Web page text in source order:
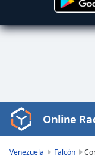
Video
Player
Online
Venezuela Falcón